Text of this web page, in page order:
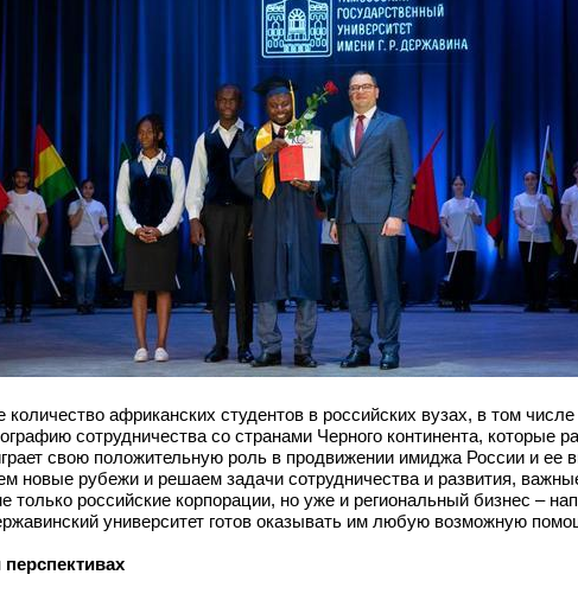
африканских студентов в российских вузах, в том
сотрудничества со странами Черного континента, которые
свою положительную роль в продвижении имиджа России и
рубежи и решаем задачи сотрудничества и развития,
только российские корпорации, но уже и региональный бизнес –
университет готов оказывать им любую возможную